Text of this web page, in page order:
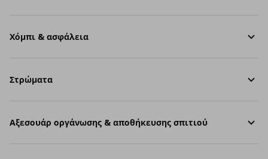
Χόμπι & ασφάλεια
Στρώματα
Aξεσουάρ οργάνωσης & αποθήκευσης σπιτιού